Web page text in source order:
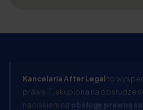
Kancelaria After Legalto
prawa IT, skupiona na obsłudze
naciskiem na obsługę prawną